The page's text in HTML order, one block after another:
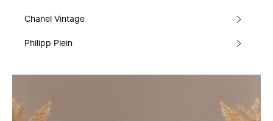
Chanel Vintage
Philipp Plein